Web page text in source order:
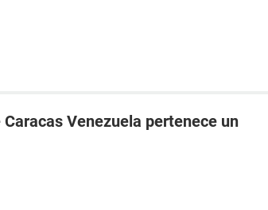
Venezuela pertenece un